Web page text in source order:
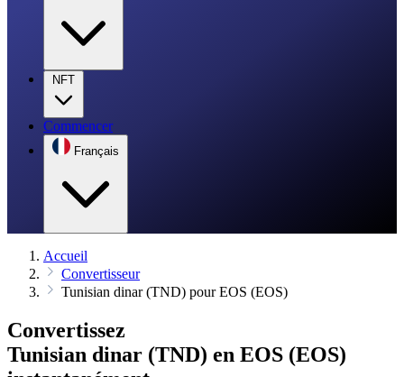
NFT
Commencer
Français
Accueil
Convertisseur
Tunisian dinar (TND) pour EOS (EOS)
Convertissez
Tunisian dinar (TND) en EOS (EOS)